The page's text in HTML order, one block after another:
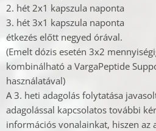
2. hét 2x1 kapszula naponta
3. hét 3x1 kapszula naponta
étkezés előtt negyed órával.
(Emelt dózis esetén 3x2
kombinálható a VargaPeptide
használatával)
A 3. heti adagolás folytatása
adagolással kapcsolatos további
információs vonalainkat, hiszen az